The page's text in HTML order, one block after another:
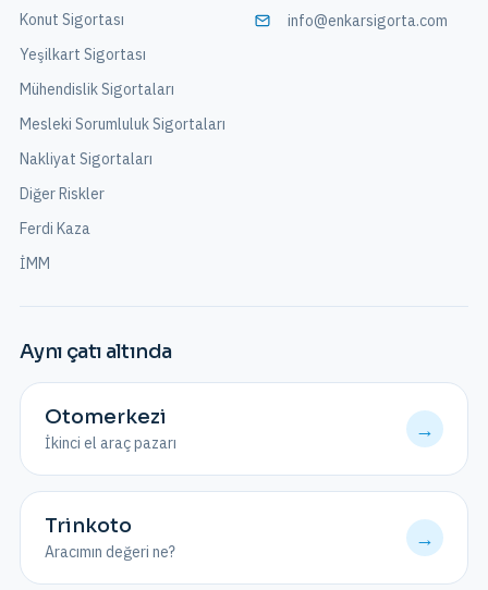
Konut Sigortası
Yeşilkart Sigortası
Mühendislik Sigortaları
Mesleki Sorumluluk Sigortaları
Nakliyat Sigortaları
Diğer Riskler
Ferdi Kaza
İMM
info@enkarsigorta.com
Aynı çatı altında
Otomerkezi
İkinci el araç pazarı
→
Trinkoto
Aracımın değeri ne?
→